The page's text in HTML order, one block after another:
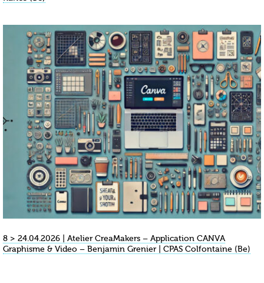
8 > 24.04.2026 | Atelier CreaMakers – Application CANVA
Graphisme & Video – Benjamin Grenier | CPAS Colfontaine (Be)